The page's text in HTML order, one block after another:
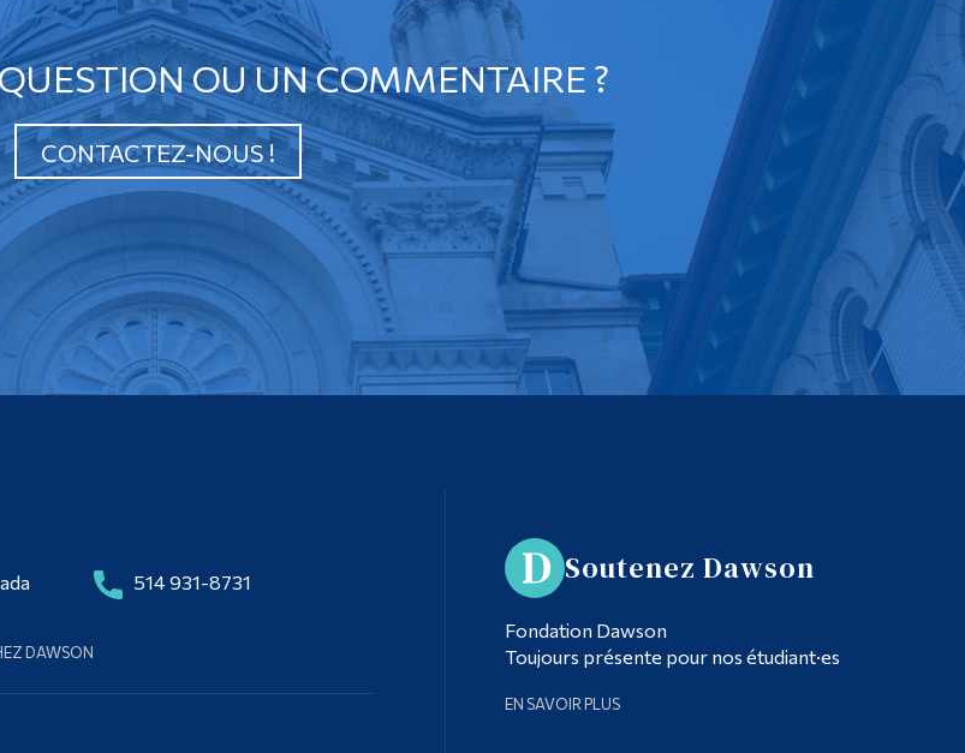
OU UN COMMENTAIRE ?
CONTACTEZ-NOUS !
514 931-8731
DAWSON
Soutenez Dawson
Fondation Dawson
Toujours présente pour nos étudiant·es
EN SAVOIR PLUS